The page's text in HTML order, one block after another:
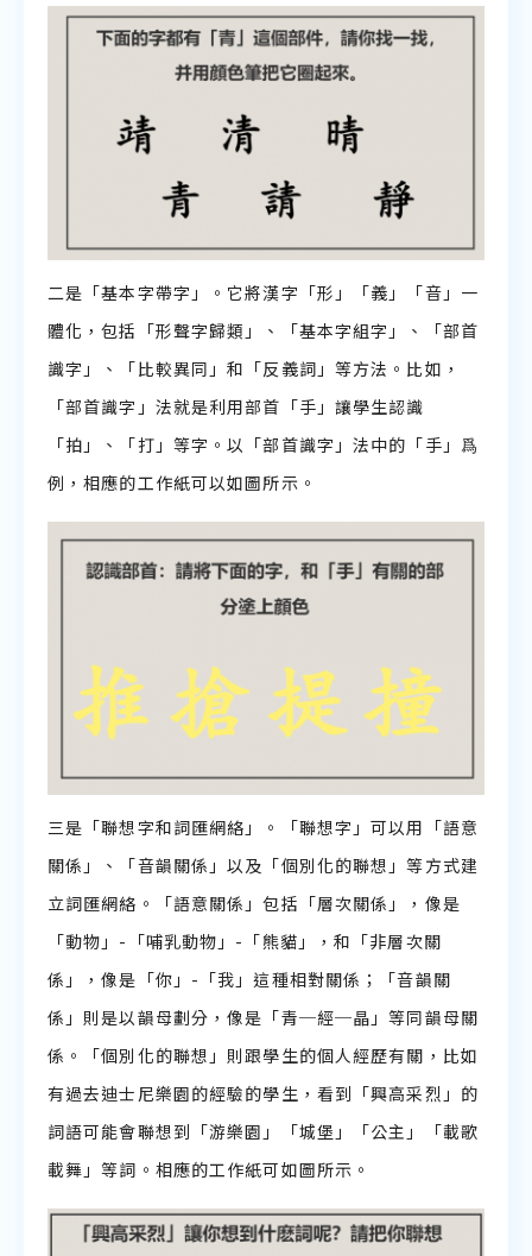
二是「基本字帶字」。它將漢字「形」「義」「音」一
體化，包括「形聲字歸類」、「基本字組字」、「部首
識字」、「比較異同」和「反義詞」等方法。比如，
「部首識字」法就是利用部首「手」讓學生認識
「拍」、「打」等字。以「部首識字」法中的「手」爲
例，相應的工作紙可以如圖所示。
三是「聯想字和詞匯網絡」。「聯想字」可以用「語意
關係」、「音韻關係」以及「個別化的聯想」等方式建
立詞匯網絡。「語意關係」包括「層次關係」，像是
「動物」-「哺乳動物」-「熊貓」，和「非層次關
係」，像是「你」-「我」這種相對關係；「音韻關
係」則是以韻母劃分，像是「青─經─晶」等同韻母關
係。「個別化的聯想」則跟學生的個人經歷有關，比如
有過去迪士尼樂園的經驗的學生，看到「興高采烈」的
詞語可能會聯想到「游樂園」「城堡」「公主」「載歌
載舞」等詞。相應的工作紙可如圖所示。